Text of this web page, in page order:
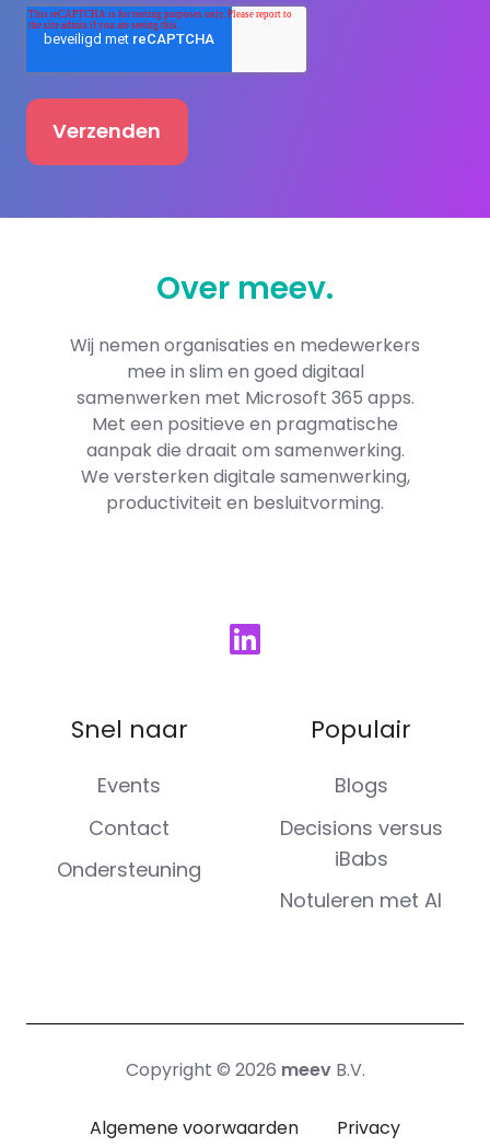
Over meev.
Wij nemen organisaties en medewerkers
mee in slim en goed digitaal
samenwerken met Microsoft 365​ apps.
Met een positieve en pragmatische
aanpak die draait om samenwerking.
We versterken digitale samenwerking,
productiviteit en besluitvorming.
Snel naar
Events
Contact
Ondersteuning
Populair
Blogs
Decisions versus
iBabs
Notuleren met AI
Copyright © 2026 meev B.V.
Algemene voorwaarden Privacy